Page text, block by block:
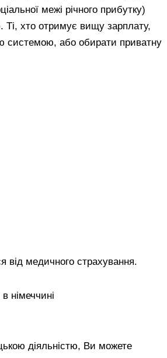
межі річного прибутку)
Ті, хто отримує вищу зарплату,
системою, або обирати приватну
від медичного страхування.
діяльністю, Ви можете